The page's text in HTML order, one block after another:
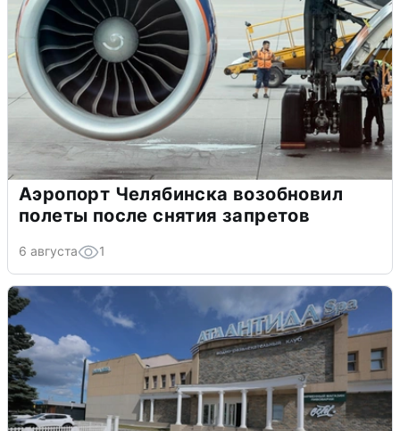
Аэропорт Челябинска возобновил
полеты после снятия запретов
6 августа 1